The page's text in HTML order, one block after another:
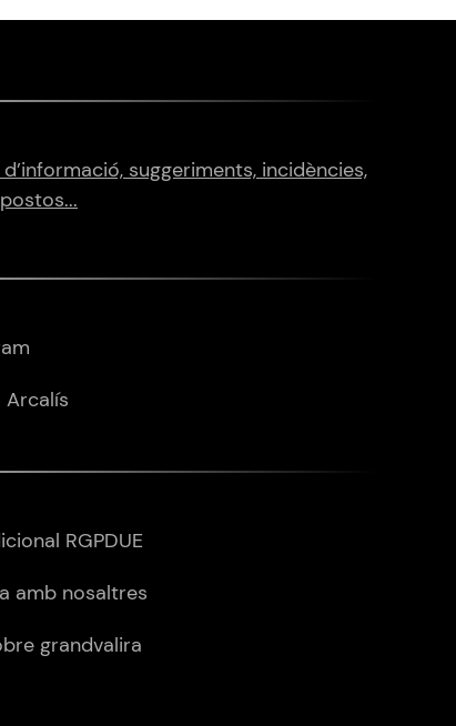
suggeriments, incidències,
Arcalís
RGPDUE
amb nosaltres
grandvalira